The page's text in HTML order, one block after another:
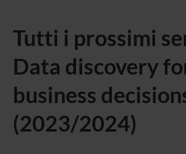
Tutti i prossimi
Data discovery
business
(2023/2024)